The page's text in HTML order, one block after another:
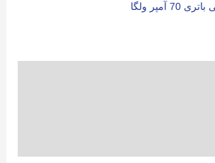
70 آمپر ولگا